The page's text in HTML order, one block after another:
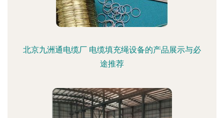
北京九洲通电缆厂 电缆填充绳设备的产品展示与必
途推荐